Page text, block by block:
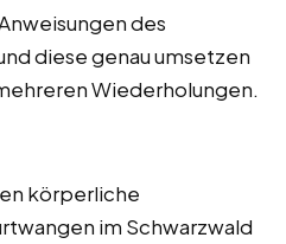
des
diese genau umsetzen
Wiederholungen.
körperliche
im Schwarzwald